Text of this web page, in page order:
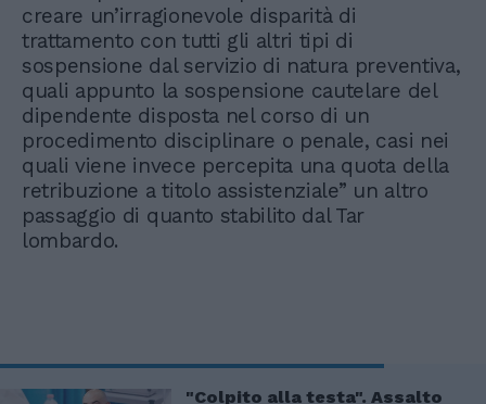
creare un’irragionevole disparità di
trattamento con tutti gli altri tipi di
sospensione dal servizio di natura preventiva,
quali appunto la sospensione cautelare del
dipendente disposta nel corso di un
procedimento disciplinare o penale, casi nei
quali viene invece percepita una quota della
retribuzione a titolo assistenziale” un altro
passaggio di quanto stabilito dal Tar
lombardo.
"Colpito alla testa". Assalto